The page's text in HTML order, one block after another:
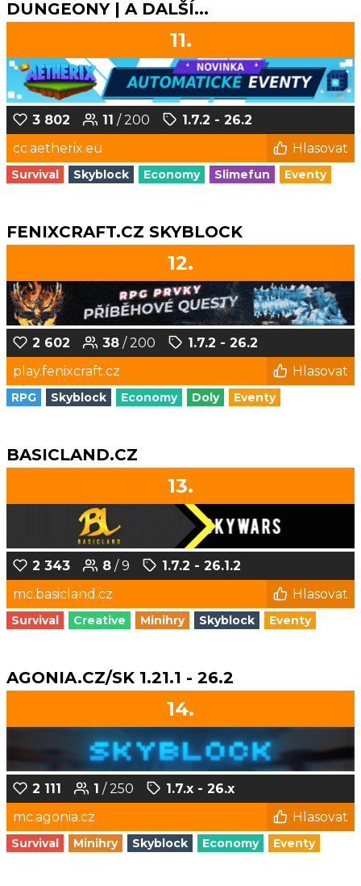
DUNGEONY | A DALŠÍ...
11.
3 802 11 / 200
1.7.2 - 26.2
cc.aetherix.eu
Hlasovat
Survival Skyblock Economy Slimefun Eventy
FENIXCRAFT.CZ SKYBLOCK
12.
2 602 38 / 200
1.7.2 - 26.2
play.fenixcraft.cz
Hlasovat
RPG Skyblock Economy Doly Eventy
BASICLAND.CZ
13.
2 343 8 / 9
1.7.2 - 26.1.2
mc.basicland.cz
Hlasovat
Survival Creative Minihry Skyblock Eventy
AGONIA.CZ/SK 1.21.1 - 26.2
14.
2 111 1 / 250
1.7.x - 26.x
mc.agonia.cz
Hlasovat
Survival Minihry Skyblock Economy Eventy